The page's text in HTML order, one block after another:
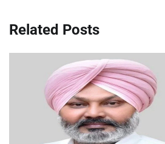
Related Posts